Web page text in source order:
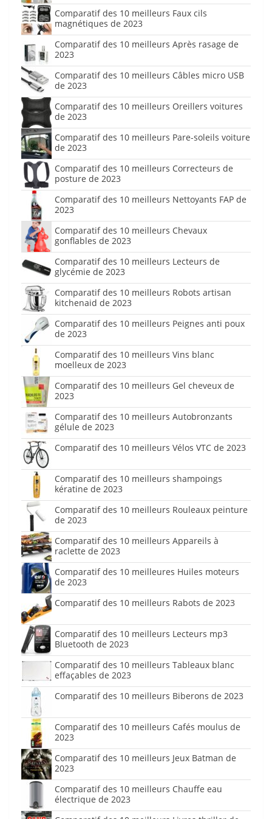
Comparatif des 10 meilleurs Faux cils
magnétiques de 2023
Comparatif des 10 meilleurs Après rasage de
2023
Comparatif des 10 meilleurs Câbles micro USB
de 2023
Comparatif des 10 meilleurs Oreillers voitures
de 2023
Comparatif des 10 meilleurs Pare-soleils voiture
de 2023
Comparatif des 10 meilleurs Correcteurs de
posture de 2023
Comparatif des 10 meilleurs Nettoyants FAP de
2023
Comparatif des 10 meilleurs Chevaux
gonflables de 2023
Comparatif des 10 meilleurs Lecteurs de
glycémie de 2023
Comparatif des 10 meilleurs Robots artisan
kitchenaid de 2023
Comparatif des 10 meilleurs Peignes anti poux
de 2023
Comparatif des 10 meilleurs Vins blanc
moelleux de 2023
Comparatif des 10 meilleurs Gel cheveux de
2023
Comparatif des 10 meilleurs Autobronzants
gélule de 2023
Comparatif des 10 meilleurs Vélos VTC de 2023
Comparatif des 10 meilleurs shampoings
kératine de 2023
Comparatif des 10 meilleurs Rouleaux peinture
de 2023
Comparatif des 10 meilleurs Appareils à
raclette de 2023
Comparatif des 10 meilleures Huiles moteurs
de 2023
Comparatif des 10 meilleurs Rabots de 2023
Comparatif des 10 meilleurs Lecteurs mp3
Bluetooth de 2023
Comparatif des 10 meilleurs Tableaux blanc
effaçables de 2023
Comparatif des 10 meilleurs Biberons de 2023
Comparatif des 10 meilleurs Cafés moulus de
2023
Comparatif des 10 meilleurs Jeux Batman de
2023
Comparatif des 10 meilleurs Chauffe eau
électrique de 2023